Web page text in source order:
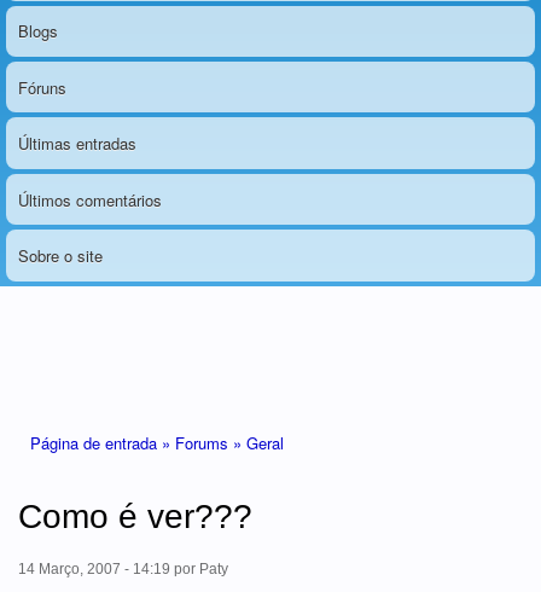
Blogs
Fóruns
Últimas entradas
Últimos comentários
Sobre o site
Página de entrada » Forums » Geral
Como é ver???
14 Março, 2007 - 14:19 por Paty